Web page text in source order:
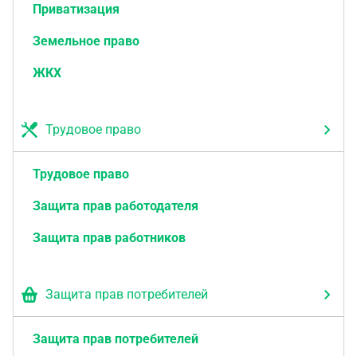
Приватизация
Земельное право
ЖКХ
Трудовое право
Трудовое право
Защита прав работодателя
Защита прав работников
Защита прав потребителей
Защита прав потребителей